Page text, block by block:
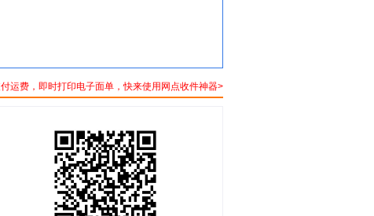
运费，即时打印电子面单，快来使用网点收件神器>